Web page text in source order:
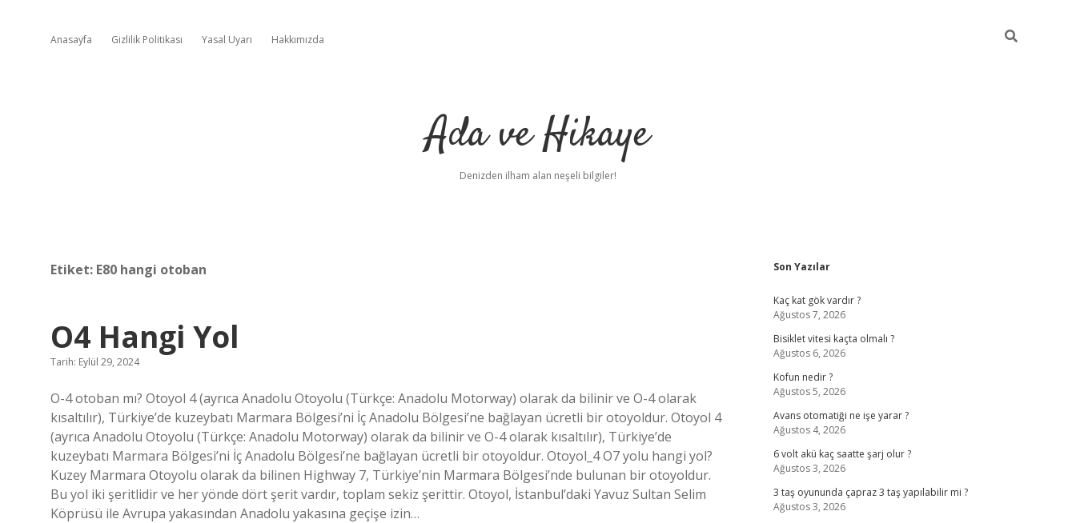
Anasayfa Gizlilik Politikası Yasal Uyarı Hakkımızda
Ada ve Hikaye
Denizden ilham alan neşeli bilgiler!
Etiket: E80 hangi otoban
O4 Hangi Yol
Tarih: Eylül 29, 2024
O-4 otoban mı? Otoyol 4 (ayrıca Anadolu Otoyolu (Türkçe: Anadolu Motorway) olarak da bilinir ve O-4 olarak
kısaltılır), Türkiye’de kuzeybatı Marmara Bölgesi’ni İç Anadolu Bölgesi’ne bağlayan ücretli bir otoyoldur. Otoyol 4
(ayrıca Anadolu Otoyolu (Türkçe: Anadolu Motorway) olarak da bilinir ve O-4 olarak kısaltılır), Türkiye’de
kuzeybatı Marmara Bölgesi’ni İç Anadolu Bölgesi’ne bağlayan ücretli bir otoyoldur. Otoyol_4 O7 yolu hangi yol?
Kuzey Marmara Otoyolu olarak da bilinen Highway 7, Türkiye’nin Marmara Bölgesi’nde bulunan bir otoyoldur.
Bu yol iki şeritlidir ve her yönde dört şerit vardır, toplam sekiz şerittir. Otoyol, İstanbul’daki Yavuz Sultan Selim
Köprüsü ile Avrupa yakasından Anadolu yakasına geçişe izin…
Sidebar
Son Yazılar
Kaç kat gök vardır ?
Ağustos 7, 2026
Bisiklet vitesi kaçta olmalı ?
Ağustos 6, 2026
Kofun nedir ?
Ağustos 5, 2026
Avans otomatiği ne işe yarar ?
Ağustos 4, 2026
6 volt akü kaç saatte şarj olur ?
Ağustos 3, 2026
3 taş oyununda çapraz 3 taş yapılabilir mi ?
Ağustos 3, 2026